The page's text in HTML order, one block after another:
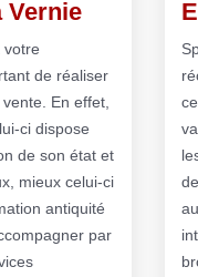
Vernie
votre
de réaliser
En effet,
ci dispose
de son état et
mieux celui-ci
antiquité
par